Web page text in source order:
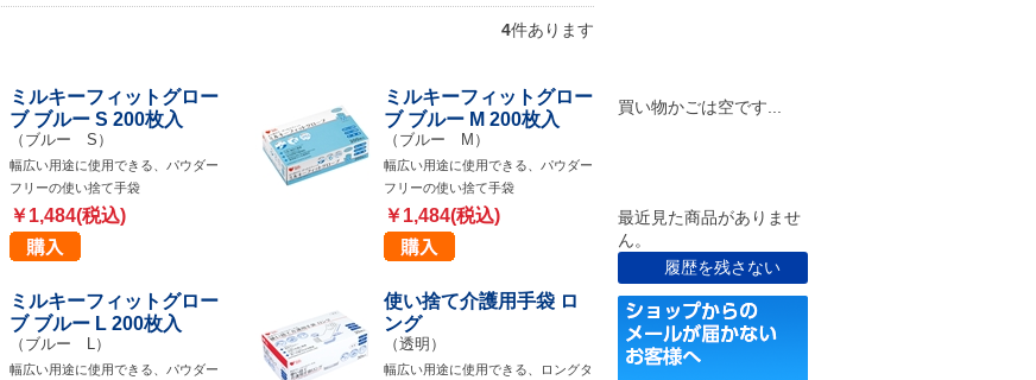
4件あります
ミルキーフィットグロー
ブ ブルー S 200枚入
（ブルー S）
幅広い用途に使用できる、パウダー
フリーの使い捨て手袋
￥1,484(税込)
ミルキーフィットグロー
ブ ブルー M 200枚入
（ブルー M）
幅広い用途に使用できる、パウダー
フリーの使い捨て手袋
￥1,484(税込)
ミルキーフィットグロー
ブ ブルー L 200枚入
（ブルー L）
幅広い用途に使用できる、パウダー
使い捨て介護用手袋 ロ
ング
（透明）
幅広い用途に使用できる、ロングタ
買い物かごは空です...
最近見た商品がありませ
ん。
履歴を残さない